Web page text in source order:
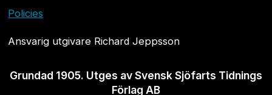
Policies
Ansvarig utgivare Richard Jeppsson
Grundad 1905. Utges av Svensk Sjöfarts Tidnings
Förlag AB